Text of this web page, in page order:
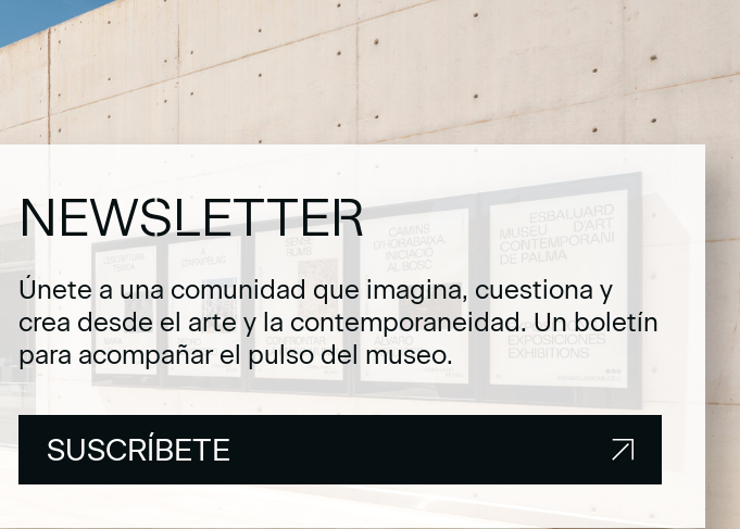
NEWSLETTER
Únete a una comunidad que imagina, cuestiona y
crea desde el arte y la contemporaneidad. Un boletín
para acompañar el pulso del museo.
SUSCRÍBETE